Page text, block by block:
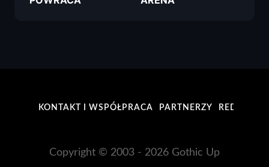
KONTAKT I WSPÓŁPRACA PARTNERZY REDAKCJA
Copyright © 2003 - 2026 Gothic Up